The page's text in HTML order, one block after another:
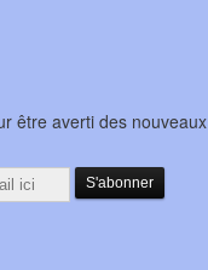
être averti des nouveaux